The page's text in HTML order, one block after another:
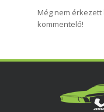
Még nem
kommentelő!